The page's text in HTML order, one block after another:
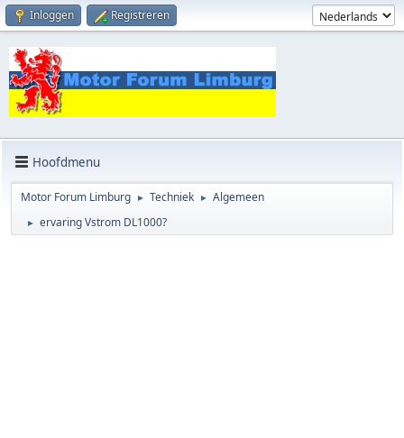
Inloggen Registreren
Hoofdmenu
Motor Forum Limburg ► Techniek ► Algemeen
► ervaring Vstrom DL1000?